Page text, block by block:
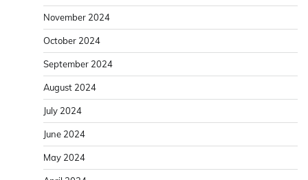
November 2024
October 2024
September 2024
August 2024
July 2024
June 2024
May 2024